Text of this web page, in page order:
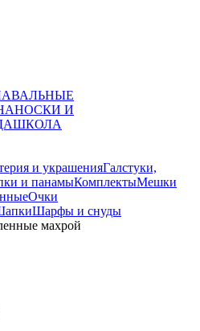
НОСКИ И
ШКОЛА
и украшенияГалстуки,
и панамыКомплектыМешки
Очки
Шарфы и снуды
махрой